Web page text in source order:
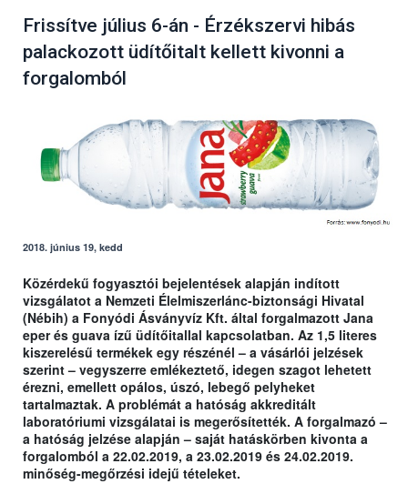
Frissítve július 6-án - Érzékszervi hibás
palackozott üdítőitalt kellett kivonni a
forgalomból
2018. június 19, kedd
Közérdekű fogyasztói bejelentések alapján indított
vizsgálatot a Nemzeti Élelmiszerlánc-biztonsági Hivatal
(Nébih) a Fonyódi Ásványvíz Kft. által forgalmazott Jana
eper és guava ízű üdítőitallal kapcsolatban. Az 1,5 literes
kiszerelésű termékek egy részénél – a vásárlói jelzések
szerint – vegyszerre emlékeztető, idegen szagot lehetett
érezni, emellett opálos, úszó, lebegő pelyheket
tartalmaztak. A problémát a hatóság akkreditált
laboratóriumi vizsgálatai is megerősítették. A forgalmazó –
a hatóság jelzése alapján – saját hatáskörben kivonta a
forgalomból a 22.02.2019, a 23.02.2019 és 24.02.2019.
minőség-megőrzési idejű tételeket.